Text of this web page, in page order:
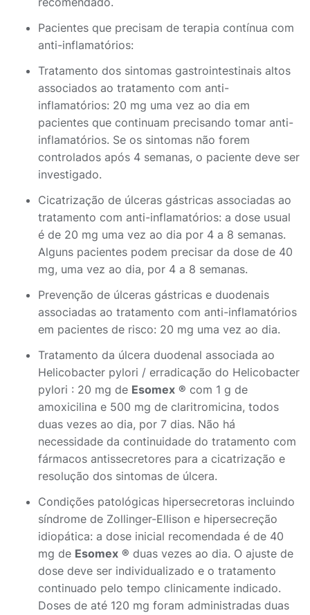
Pacientes que precisam de terapia contínua com
anti-inflamatórios:
Tratamento dos sintomas gastrointestinais altos
associados ao tratamento com anti-
inflamatórios: 20 mg uma vez ao dia em
pacientes que continuam precisando tomar anti-
inflamatórios. Se os sintomas não forem
controlados após 4 semanas, o paciente deve ser
investigado.
Cicatrização de úlceras gástricas associadas ao
tratamento com anti-inflamatórios: a dose usual
é de 20 mg uma vez ao dia por 4 a 8 semanas.
Alguns pacientes podem precisar da dose de 40
mg, uma vez ao dia, por 4 a 8 semanas.
Prevenção de úlceras gástricas e duodenais
associadas ao tratamento com anti-inflamatórios
em pacientes de risco: 20 mg uma vez ao dia.
Tratamento da úlcera duodenal associada ao
Helicobacter pylori / erradicação do Helicobacter
pylori : 20 mg de Esomex ® com 1 g de
amoxicilina e 500 mg de claritromicina, todos
duas vezes ao dia, por 7 dias. Não há
necessidade da continuidade do tratamento com
fármacos antissecretores para a cicatrização e
resolução dos sintomas de úlcera.
Condições patológicas hipersecretoras incluindo
síndrome de Zollinger-Ellison e hipersecreção
idiopática: a dose inicial recomendada é de 40
mg de Esomex ® duas vezes ao dia. O ajuste de
dose deve ser individualizado e o tratamento
continuado pelo tempo clinicamente indicado.
Doses de até 120 mg foram administradas duas